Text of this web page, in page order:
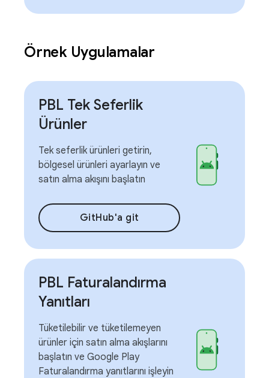
Örnek Uygulamalar
PBL Tek Seferlik
Ürünler
Tek seferlik ürünleri getirin,
bölgesel ürünleri ayarlayın ve
satın alma akışını başlatın
GitHub'a git
PBL Faturalandırma
Yanıtları
Tüketilebilir ve tüketilemeyen
ürünler için satın alma akışlarını
başlatın ve Google Play
Faturalandırma yanıtlarını işleyin